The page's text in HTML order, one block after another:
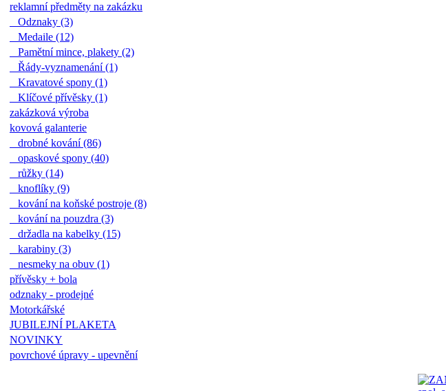
reklamní předměty na zakázku
Odznaky (3)
Medaile (12)
Pamětní mince, plakety (2)
Řády-vyznamenání (1)
Kravatové spony (1)
Klíčové přívěsky (1)
zakázková výroba
kovová galanterie
drobné kování (86)
opaskové spony (40)
růžky (14)
knoflíky (9)
kování na koňské postroje (8)
kování na pouzdra (3)
držadla na kabelky (15)
karabiny (3)
nesmeky na obuv (1)
přívěsky + bola
odznaky - prodejné
Motorkářské
JUBILEJNÍ PLAKETA
NOVINKY
povrchové úpravy - upevnění